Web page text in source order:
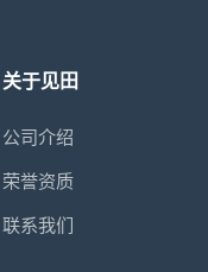
关于见田
公司介绍
荣誉资质
联系我们